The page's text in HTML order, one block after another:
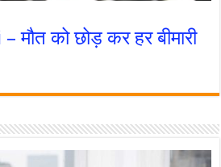
को छोड़ कर हर बीमारी